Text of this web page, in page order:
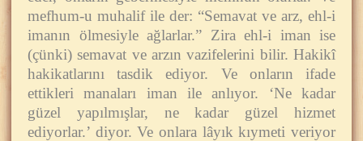
mefhum-u muhalif ile der: “Semavat ve arz, ehl-i
imanın ölmesiyle ağlarlar.” Zira ehl-i iman ise
(çünki) semavat ve arzın vazifelerini bilir. Hakikî
hakikatlarını tasdik ediyor. Ve onların ifade
ettikleri manaları iman ile anlıyor. ‘Ne kadar
güzel yapılmışlar, ne kadar güzel hizmet
ediyorlar.’ diyor. Ve onlara lâyık kıymeti veriyor